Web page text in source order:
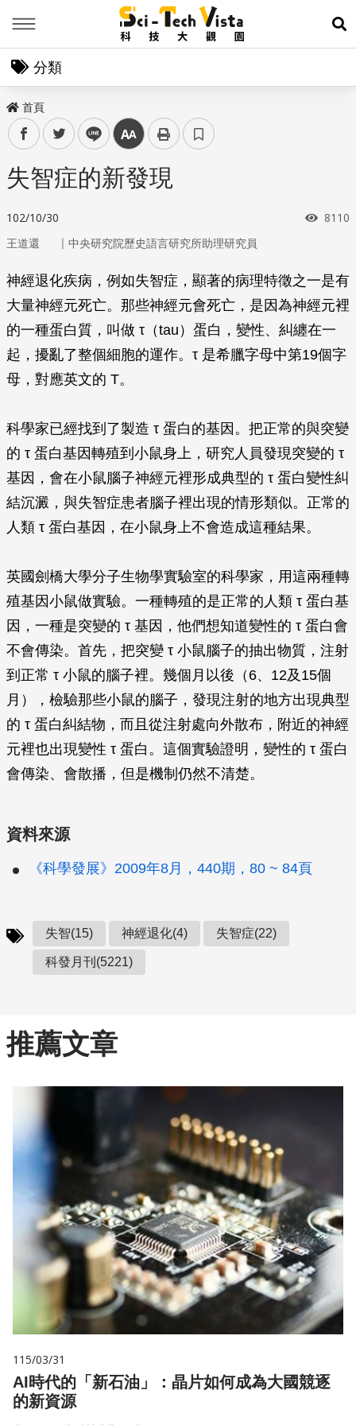
展
分類
首頁
facebooktwitter line 中
失智症的新發現
102/10/30 瀏覽
8110
王道還 ｜ 中央研究院歷史語言研究所助理研究員
神經退化疾病，例如失智症，顯著的病理特徵之一是有
大量神經元死亡。那些神經元會死亡，是因為神經元裡
的一種蛋白質，叫做 τ（tau）蛋白，變性、糾纏在一
起，擾亂了整個細胞的運作。τ 是希臘字母中第19個字
母，對應英文的 T。
科學家已經找到了製造 τ 蛋白的基因。把正常的與突變
的 τ 蛋白基因轉殖到小鼠身上，研究人員發現突變的 τ
基因，會在小鼠腦子神經元裡形成典型的 τ 蛋白變性糾
結沉澱，與失智症患者腦子裡出現的情形類似。正常的
人類 τ 蛋白基因，在小鼠身上不會造成這種結果。
英國劍橋大學分子生物學實驗室的科學家，用這兩種轉
殖基因小鼠做實驗。一種轉殖的是正常的人類 τ 蛋白基
因，一種是突變的 τ 基因，他們想知道變性的 τ 蛋白會
不會傳染。首先，把突變 τ 小鼠腦子的抽出物質，注射
到正常 τ 小鼠的腦子裡。幾個月以後（6、12及15個
月），檢驗那些小鼠的腦子，發現注射的地方出現典型
的 τ 蛋白糾結物，而且從注射處向外散布，附近的神經
元裡也出現變性 τ 蛋白。這個實驗證明，變性的 τ 蛋白
會傳染、會散播，但是機制仍然不清楚。
資料來源
《科學發展》2009年8月，440期，80 ~ 84頁
失智(15) 神經退化(4) 失智症(22)
科發月刊(5221)
推薦文章
115/03/31
AI時代的「新石油」：晶片如何成為大國競逐
的新資源